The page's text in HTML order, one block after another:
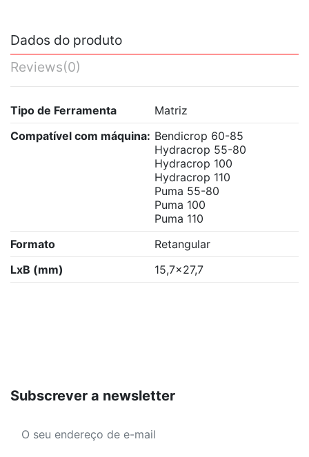
Dados do produto
Reviews(0)
Tipo de Ferramenta
Matriz
Compatível com máquina: Bendicrop 60-85
Hydracrop 55-80
Hydracrop 100
Hydracrop 110
Puma 55-80
Puma 100
Puma 110
Formato
Retangular
LxB (mm)
15,7x27,7
Subscrever a newsletter